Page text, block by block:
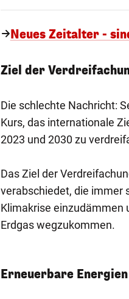
Neues Zeitalter -
Ziel der
Die schlechte Nachricht:
Kurs, das internationale
2023 und 2030 zu
Das Ziel der
verabschiedet, die immer
Klimakrise einzudämmen
Erdgas wegzukommen.
Erneuerbare